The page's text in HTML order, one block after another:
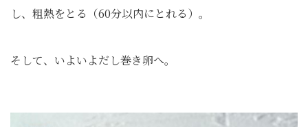
し、粗熱をとる（60分以内にとれる）。
そして、いよいよだし巻き卵へ。